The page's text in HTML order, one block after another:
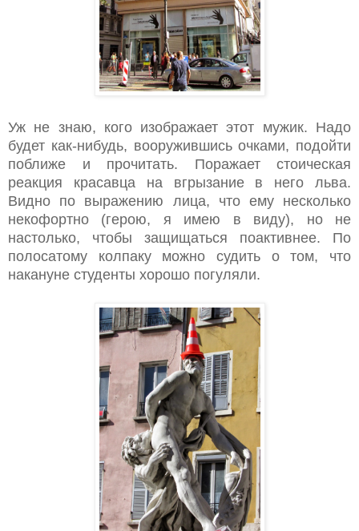
Уж не знаю, кого изображает этот мужик. Надо
будет как-нибудь, вооружившись очками, подойти
поближе и прочитать. Поражает стоическая
реакция красавца на вгрызание в него льва.
Видно по выражению лица, что ему несколько
некофортно (герою, я имею в виду), но не
настолько, чтобы защищаться поактивнее. По
полосатому колпаку можно судить о том, что
накануне студенты хорошо погуляли.